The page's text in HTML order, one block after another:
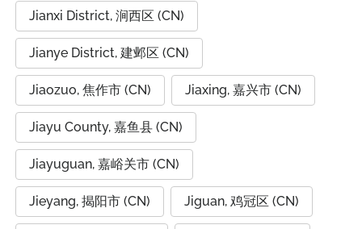
Jianxi District, 涧西区 (CN)
Jianye District, 建邺区 (CN)
Jiaozuo, 焦作市 (CN) Jiaxing, 嘉兴市 (CN)
Jiayu County, 嘉鱼县 (CN)
Jiayuguan, 嘉峪关市 (CN)
Jieyang, 揭阳市 (CN) Jiguan, 鸡冠区 (CN)